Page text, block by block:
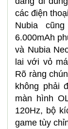
các điện
Nubia
6.000mAh
và Nubia
lai với vỏ
Rõ ràng
không phải
màn hình
120Hz, bộ
game tùy